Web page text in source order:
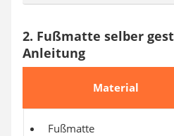
2. Fußmatte selber
Anleitung
Material
Fußmatte